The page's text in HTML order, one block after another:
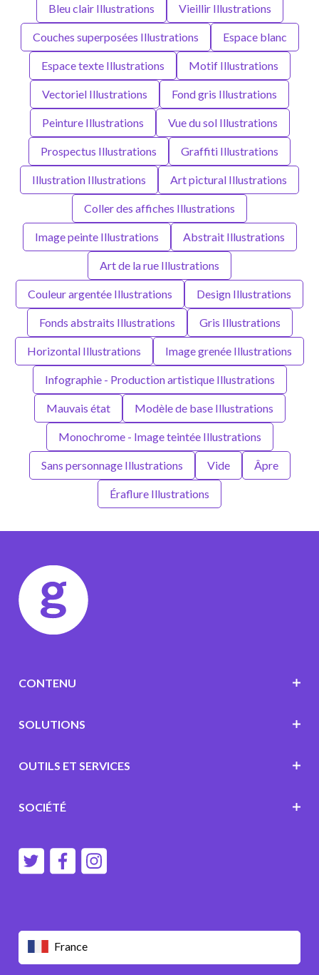
Bleu clair Illustrations Vieillir Illustrations
Couches superposées Illustrations Espace blanc
Espace texte Illustrations Motif Illustrations
Vectoriel Illustrations Fond gris Illustrations
Peinture Illustrations Vue du sol Illustrations
Prospectus Illustrations Graffiti Illustrations
Illustration Illustrations Art pictural Illustrations
Coller des affiches Illustrations
Image peinte Illustrations Abstrait Illustrations
Art de la rue Illustrations
Couleur argentée Illustrations Design Illustrations
Fonds abstraits Illustrations Gris Illustrations
Horizontal Illustrations Image grenée Illustrations
Infographie - Production artistique Illustrations
Mauvais état Modèle de base Illustrations
Monochrome - Image teintée Illustrations
Sans personnage Illustrations Vide Âpre
Éraflure Illustrations
France
CONTENU
SOLUTIONS
OUTILS ET SERVICES
SOCIÉTÉ